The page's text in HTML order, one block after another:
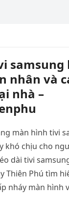
samsung
nhân và
nhà –
màn hình tivi
khó chịu cho
dài tivi
Thiên Phú tìm
nháy màn hình